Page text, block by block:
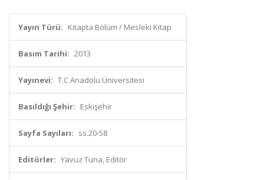
Yayın Türü: Kitapta Bölüm / Mesleki Kitap
Basım Tarihi: 2013
Yayınevi: T.C Anadolu Üniversitesi
Basıldığı Şehir: Eskişehir
Sayfa Sayıları: ss.20-58
Editörler: Yavuz Tuna, Editör